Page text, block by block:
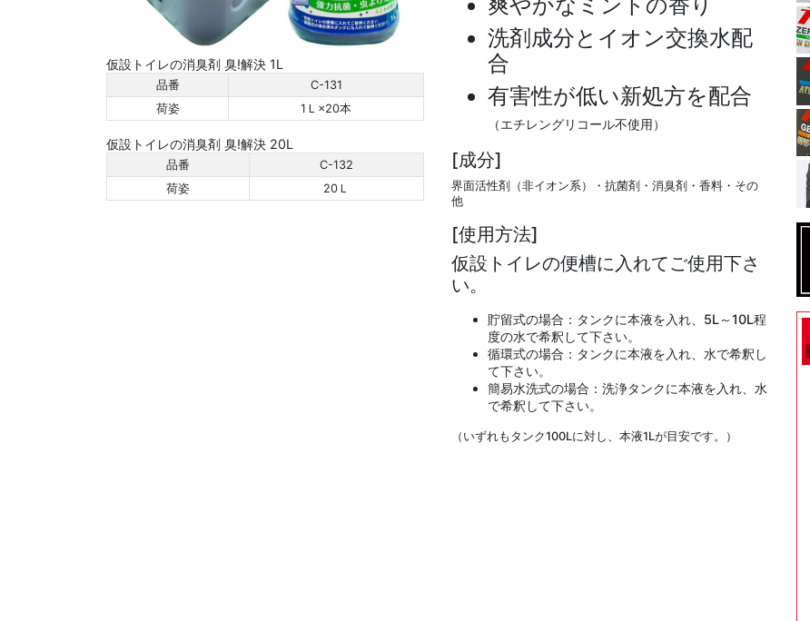
仮設トイレの消臭剤 臭!解決 1L
品番
C-131
荷姿
1Ｌ×20本
仮設トイレの消臭剤 臭!解決 20L
品番
C-132
荷姿
20Ｌ
爽やかなミントの香り
洗剤成分とイオン交換水配
合
有害性が低い新処方を配合
（エチレングリコール不使用）
[成分]
界面活性剤（非イオン系）・抗菌剤・消臭剤・香料・その
他
[使用方法]
仮設トイレの便槽に入れてご使用下さ
い。
貯留式の場合：タンクに本液を入れ、5L～10L程
度の水で希釈して下さい。
循環式の場合：タンクに本液を入れ、水で希釈し
て下さい。
簡易水洗式の場合：洗浄タンクに本液を入れ、水
で希釈して下さい。
（いずれもタンク100Lに対し、本液1Lが目安です。）